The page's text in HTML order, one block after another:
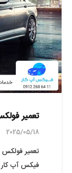
تعمیر
2025/05/18
تعمیر فولکس
فیکس آپ